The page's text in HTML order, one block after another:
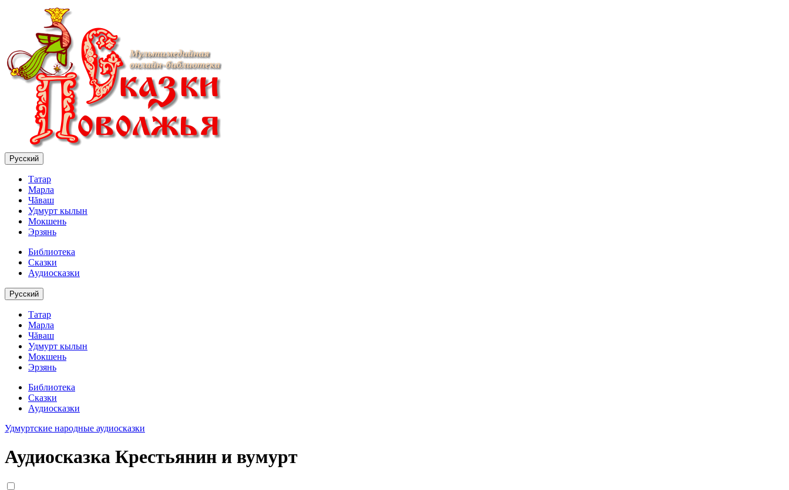
Русский
Татар
Марла
Чăваш
Удмурт кылын
Мокшень
Эрзянь
Библиотека
Сказки
Аудиосказки
Русский
Татар
Марла
Чăваш
Удмурт кылын
Мокшень
Эрзянь
Библиотека
Сказки
Аудиосказки
Удмуртские народные аудиосказки
Аудиосказка Крестьянин и вумурт